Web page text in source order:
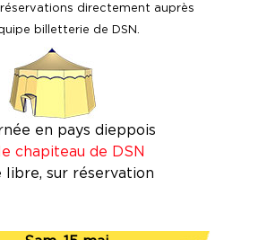
directement auprès
billetterie de DSN.
en pays dieppois
chapiteau de DSN
libre, sur réservation